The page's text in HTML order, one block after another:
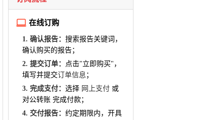
在线订购
1. 确认报告： 搜索报告关键词，
确认购买的报告；
2. 提交订单： 点击"立即购买"，
填写并提交订单信息 ；
3. 完成支付： 选择 网上支付 或
对公转账 完成付款；
4. 交付报告： 约定期限内，开具